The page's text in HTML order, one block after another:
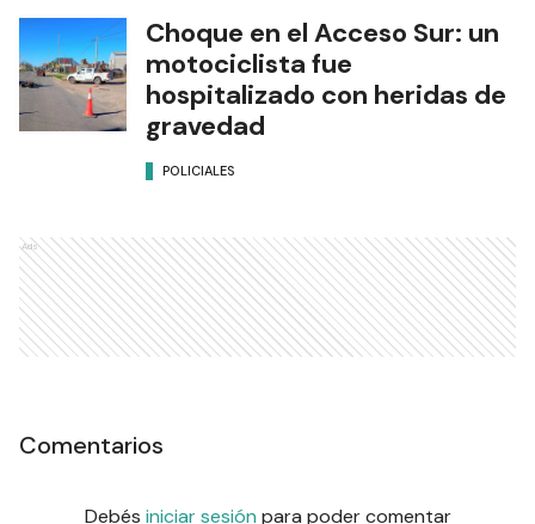
Choque en el Acceso Sur: un
motociclista fue
hospitalizado con heridas de
gravedad
POLICIALES
Ads
Comentarios
Debés iniciar sesión para poder comentar